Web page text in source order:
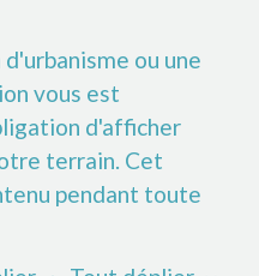
ou une
vous est
d'afficher
terrain. Cet
pendant toute